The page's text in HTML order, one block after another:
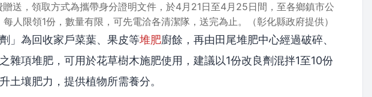
送，領取方式為攜帶身分證明文件，於4月21日至4月25日間，至各鄉鎮市公
人限領1份，數量有限，可先電洽各清潔隊，送完為止。（彰化縣政府提供）
」為回收家戶菜葉、果皮等堆肥廚餘，再由田尾堆肥中心經過破碎、
雜項堆肥，可用於花草樹木施肥使用，建議以1份改良劑混拌1至10份
土壤肥力，提供植物所需養分。